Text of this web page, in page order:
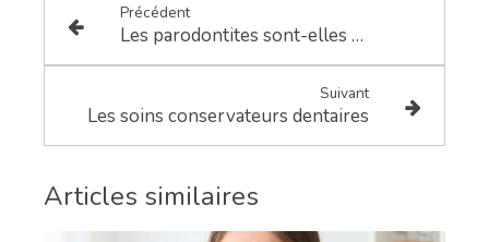
Précédent
Les parodontites sont-elles héréditaires ?
Suivant
Les soins conservateurs dentaires
Articles similaires